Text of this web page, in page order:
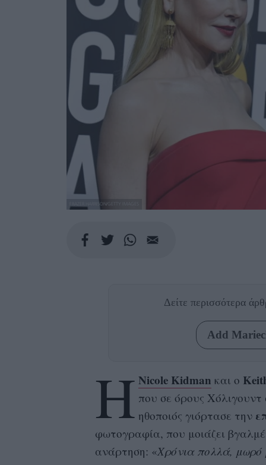
FRAZER HARRISON/GETTY IMAGES
Δείτε περισσότερα
Add
Η Nicole Kidman και ο
που σε όρους
ηθοποιός γιόρτασε την
φωτογραφία, που μοιάζει
ανάρτηση: «Χρόνια πολλά, μωρό